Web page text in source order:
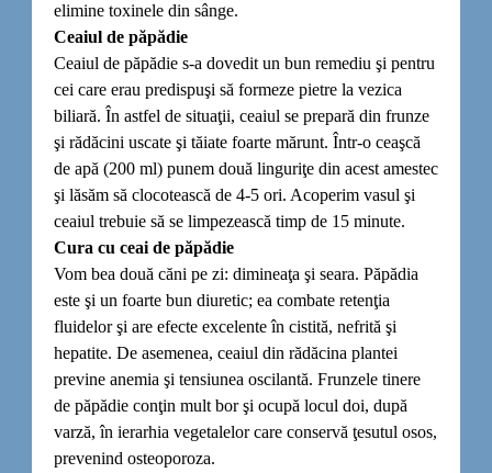
elimine toxinele din sânge.
Ceaiul de păpădie
Ceaiul de păpădie s-a dovedit un bun remediu şi pentru
cei care erau predispuşi să formeze pietre la vezica
biliară. În astfel de situaţii, ceaiul se prepară din frunze
şi rădăcini uscate şi tăiate foarte mărunt. Într-o ceaşcă
de apă (200 ml) punem două linguriţe din acest amestec
şi lăsăm să clocotească de 4-5 ori. Acoperim vasul şi
ceaiul trebuie să se limpezească timp de 15 minute.
Cura cu ceai de păpădie
Vom bea două căni pe zi: dimineaţa şi seara. Păpădia
este şi un foarte bun diuretic; ea combate retenţia
fluidelor şi are efecte excelente în cistită, nefrită şi
hepatite. De asemenea, ceaiul din rădăcina plantei
previne anemia şi tensiunea oscilantă. Frunzele tinere
de păpădie conţin mult bor şi ocupă locul doi, după
varză, în ierarhia vegetalelor care conservă ţesutul osos,
prevenind osteoporoza.